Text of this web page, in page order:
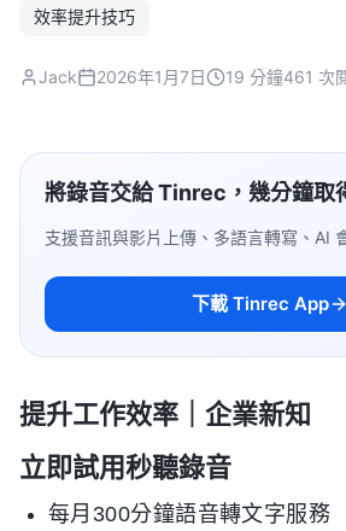
效率提升技巧
Jack 2026年1月7日 19 分鐘461 次
將錄音交給 Tinrec，幾分鐘取
支援音訊與影片上傳、多語言轉寫、AI
下載 Tinrec App
提升工作效率｜企業新知
立即試用秒聽錄音
每月300分鐘語音轉文字服務